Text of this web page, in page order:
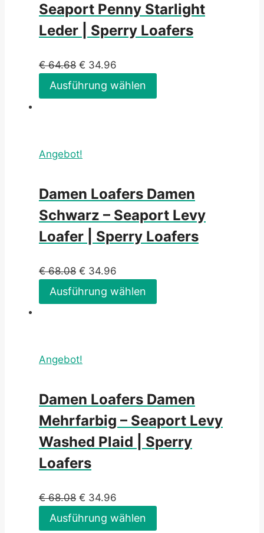
Seaport Penny Starlight
Leder | Sperry Loafers
€64.68 € 34.96
Ausführung wählen
Angebot!
Damen Loafers Damen
Schwarz – Seaport Levy
Loafer | Sperry Loafers
€68.08 € 34.96
Ausführung wählen
Angebot!
Damen Loafers Damen
Mehrfarbig – Seaport Levy
Washed Plaid | Sperry
Loafers
€68.08 € 34.96
Ausführung wählen